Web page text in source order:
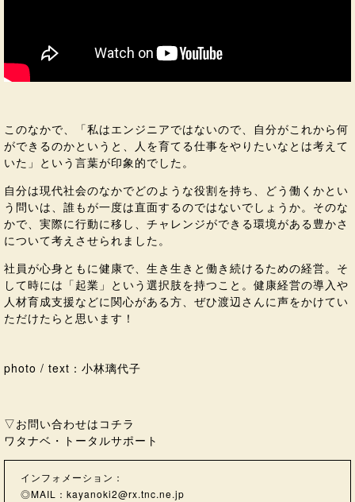
このなかで、「私はエンジニアではないので、自分がこれから何
ができるのかというと、人を育てる仕事をやりたいなとは考えて
いた」という言葉が印象的でした。
自分は現代社会のなかでどのような役割を持ち、どう働くかとい
う問いは、誰もが一度は直面するのではないでしょうか。そのな
かで、実際に行動に移し、チャレンジができる環境がある豊かさ
について考えさせられました。
社員が心身ともに健康で、生き生きと働き続けるための経営。そ
して時には「起業」という選択肢を持つこと。健康経営の導入や
人材育成支援などに関心がある方、ぜひ渡辺さんに声をかけてい
ただけたらと思います！
photo / text：小林璃代子
▽お問い合わせはコチラ
ワタナベ・トータルサポート
インフォメーション：
◎MAIL： kayanoki2@rx.tnc.ne.jp